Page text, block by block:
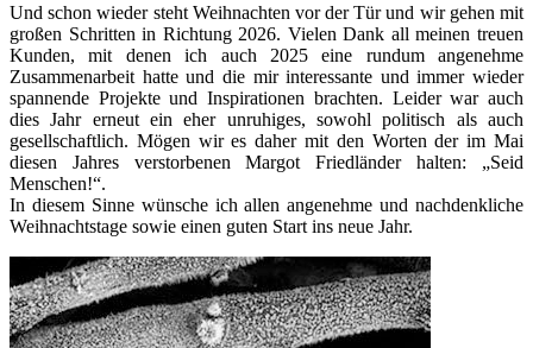
Und schon wieder steht Weihnachten vor der Tür und wir gehen mit
großen Schritten in Richtung 2026. Vielen Dank all meinen treuen
Kunden, mit denen ich auch 2025 eine rundum angenehme
Zusammenarbeit hatte und die mir interessante und immer wieder
spannende Projekte und Inspirationen brachten. Leider war auch
dies Jahr erneut ein eher unruhiges, sowohl politisch als auch
gesellschaftlich. Mögen wir es daher mit den Worten der im Mai
diesen Jahres verstorbenen Margot Friedländer halten: „Seid
Menschen!“.
In diesem Sinne wünsche ich allen angenehme und nachdenkliche
Weihnachtstage sowie einen guten Start ins neue Jahr.